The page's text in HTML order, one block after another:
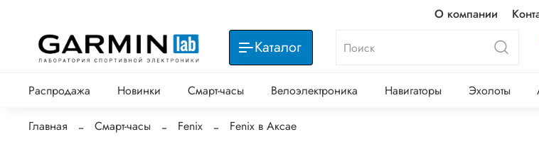
О компании
Каталог
Распродажа Новинки Смарт-часы Велоэлектроника Навигаторы Эхолоты
Главная Смарт-часы Fenix Fenix в Аксае